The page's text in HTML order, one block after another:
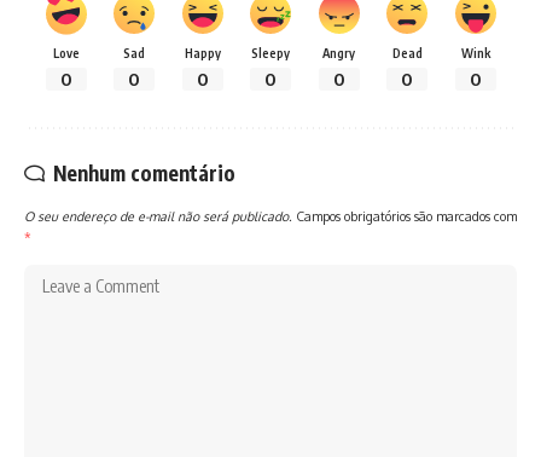
Love
0
Sad
0
Happy
0
Sleepy
0
Angry
0
Dead
0
Wink
0
Nenhum comentário
O seu endereço de e-mail não será publicado. Campos obrigatórios são marcados com
*